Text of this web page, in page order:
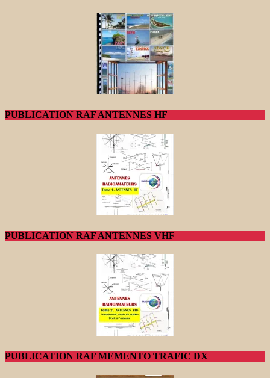
PUBLICATION RAF ANTENNES HF
PUBLICATION RAF ANTENNES VHF
PUBLICATION RAF MEMENTO TRAFIC DX